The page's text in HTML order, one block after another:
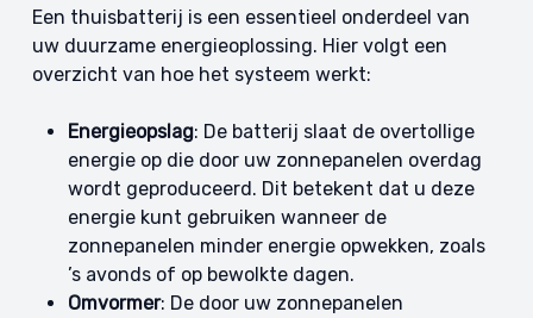
Een thuisbatterij is een essentieel onderdeel van
uw duurzame energieoplossing. Hier volgt een
overzicht van hoe het systeem werkt:
Energieopslag: De batterij slaat de overtollige
energie op die door uw zonnepanelen overdag
wordt geproduceerd. Dit betekent dat u deze
energie kunt gebruiken wanneer de
zonnepanelen minder energie opwekken, zoals
’s avonds of op bewolkte dagen.
Omvormer: De door uw zonnepanelen